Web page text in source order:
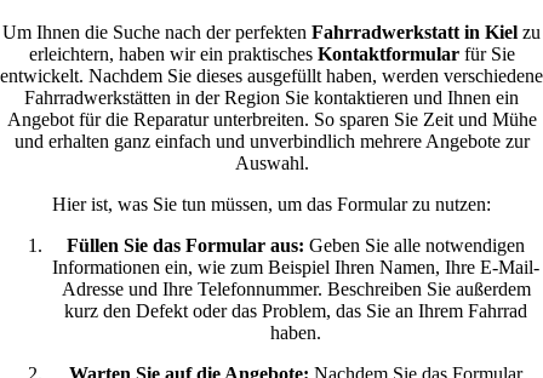
Um Ihnen die Suche nach der perfekten Fahrradwerkstatt in Kiel zu
erleichtern, haben wir ein praktisches Kontaktformularfür Sie
entwickelt. Nachdem Sie dieses ausgefüllt haben, werden verschiedene
Fahrradwerkstätten in der Region Sie kontaktieren und Ihnen ein
Angebot für die Reparatur unterbreiten. So sparen Sie Zeit und Mühe
und erhalten ganz einfach und unverbindlich mehrere Angebote zur
Auswahl.
Hier ist, was Sie tun müssen, um das Formular zu nutzen:
Füllen Sie das Formular aus: Geben Sie alle notwendigen
Informationen ein, wie zum Beispiel Ihren Namen, Ihre E-Mail-
Adresse und Ihre Telefonnummer. Beschreiben Sie außerdem
kurz den Defekt oder das Problem, das Sie an Ihrem Fahrrad
haben.
Warten Sie auf die Angebote: Nachdem Sie das Formular